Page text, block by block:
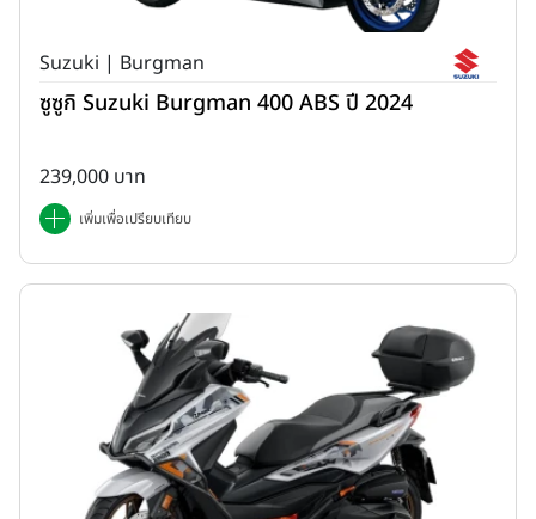
Suzuki | Burgman
ซูซูกิ Suzuki Burgman 400 ABS ปี 2024
239,000 บาท
เพิ่มเพื่อเปรียบเทียบ